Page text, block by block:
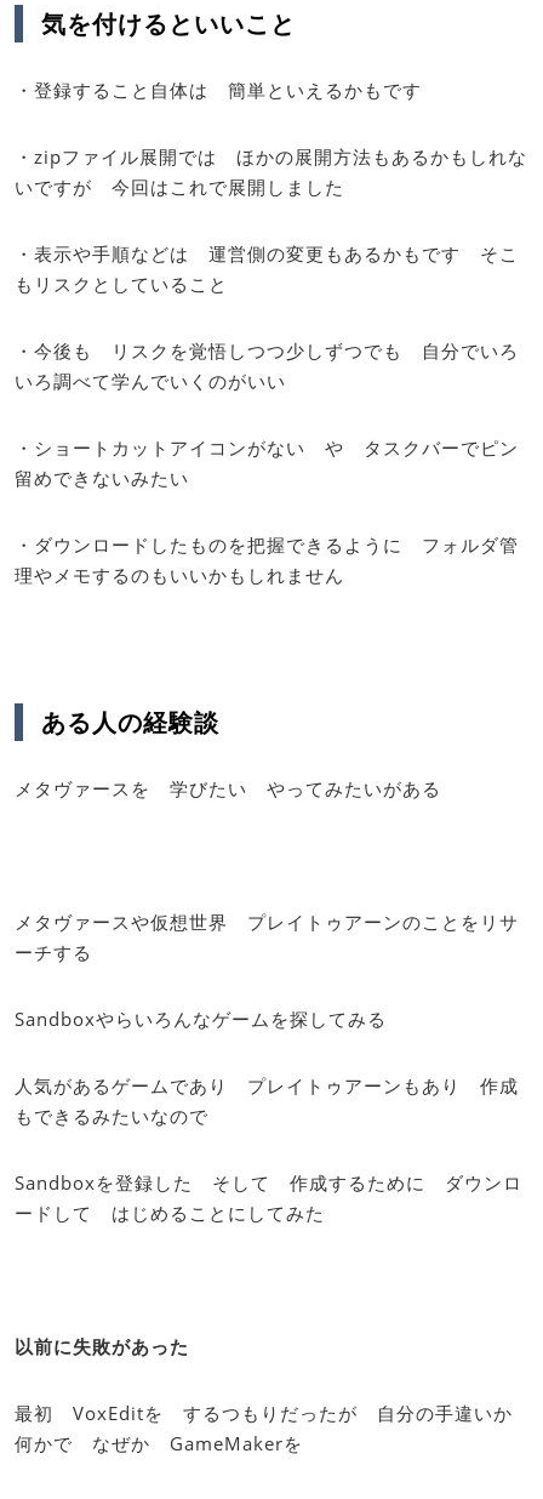
気を付けるといいこと
・登録すること自体は 簡単といえるかもです
・zipファイル展開では ほかの展開方法もあるかもしれな
いですが 今回はこれで展開しました
・表示や手順などは 運営側の変更もあるかもです そこ
もリスクとしていること
・今後も リスクを覚悟しつつ少しずつでも 自分でいろ
いろ調べて学んでいくのがいい
・ショートカットアイコンがない や タスクバーでピン
留めできないみたい
・ダウンロードしたものを把握できるように フォルダ管
理やメモするのもいいかもしれません
ある人の経験談
メタヴァースを 学びたい やってみたいがある
メタヴァースや仮想世界 プレイトゥアーンのことをリサ
ーチする
Sandboxやらいろんなゲームを探してみる
人気があるゲームであり プレイトゥアーンもあり 作成
もできるみたいなので
Sandboxを登録した そして 作成するために ダウンロ
ードして はじめることにしてみた
以前に失敗があった
最初 VoxEditを するつもりだったが 自分の手違いか
何かで なぜか GameMakerを